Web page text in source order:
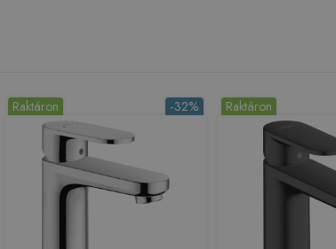
-32%
Raktáron Raktáron